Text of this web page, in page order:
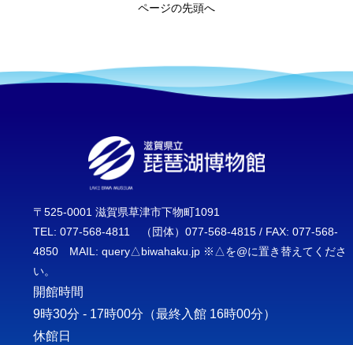
ページの先頭へ
〒525-0001 滋賀県草津市下物町1091
TEL: 077-568-4811 （団体）077-568-4815 / FAX: 077-568-
4850 MAIL: query△biwahaku.jp ※△を@に置き替えてくださ
い。
開館時間
9時30分 - 17時00分 （最終入館 16時00分）
休館日